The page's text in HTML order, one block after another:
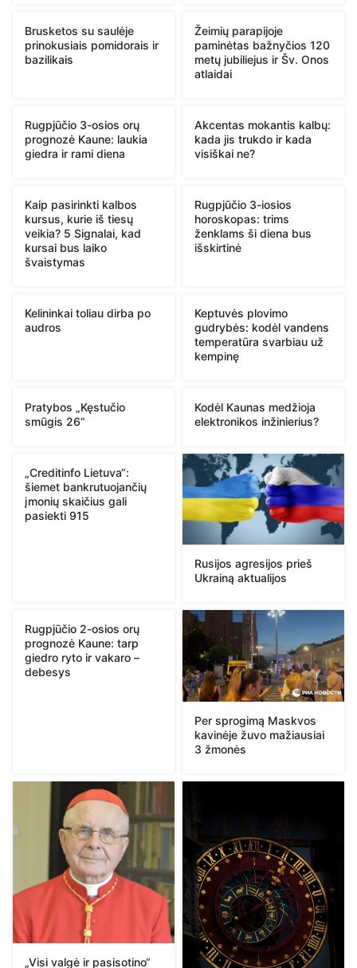
Brusketos su saulėje
prinokusiais pomidorais ir
bazilikais
Žeimių parapijoje
paminėtas bažnyčios 120
metų jubiliejus ir Šv. Onos
atlaidai
Rugpjūčio 3-osios orų
prognozė Kaune: laukia
giedra ir rami diena
Akcentas mokantis kalbų:
kada jis trukdo ir kada
visiškai ne?
Kaip pasirinkti kalbos
kursus, kurie iš tiesų
veikia? 5 Signalai, kad
kursai bus laiko
švaistymas
Rugpjūčio 3-iosios
horoskopas: trims
ženklams ši diena bus
išskirtinė
Kelininkai toliau dirba po
audros
Keptuvės plovimo
gudrybės: kodėl vandens
temperatūra svarbiau už
kempinę
Pratybos „Kęstučio
smūgis 26“
Kodėl Kaunas medžioja
elektronikos inžinierius?
„Creditinfo Lietuva“:
šiemet bankrutuojančių
įmonių skaičius gali
pasiekti 915
Rusijos agresijos prieš
Ukrainą aktualijos
Rugpjūčio 2-osios orų
prognozė Kaune: tarp
giedro ryto ir vakaro –
debesys
Per sprogimą Maskvos
kavinėje žuvo mažiausiai
3 žmonės
„Visi valgė ir pasisotino“